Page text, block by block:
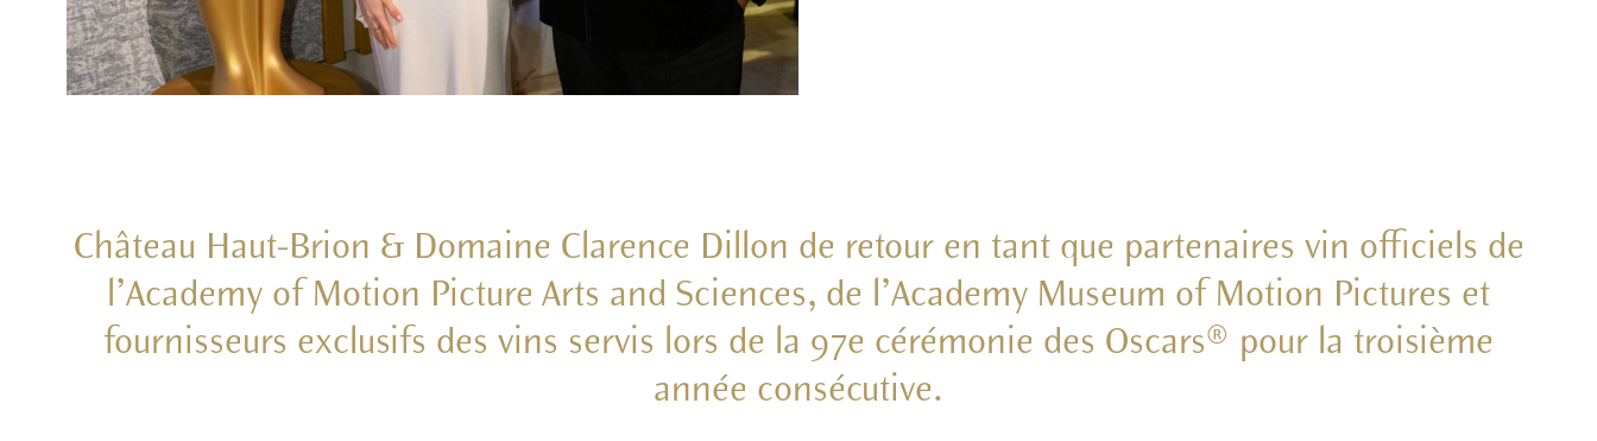
Château Haut-Brion & Domaine Clarence Dillon de retour en tant que partenaires vin officiels de
l’Academy of Motion Picture Arts and Sciences, de l’Academy Museum of Motion Pictures et
fournisseurs exclusifs des vins servis lors de la 97e cérémonie des Oscars® pour la troisième
année consécutive.